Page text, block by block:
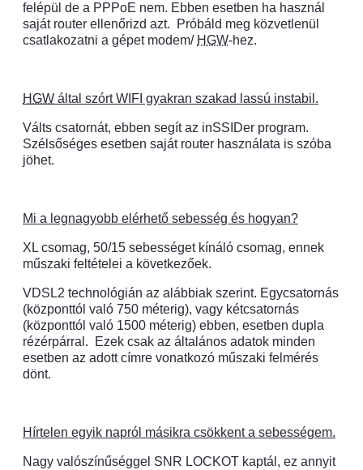
felépül de a PPPoE nem. Ebben esetben ha használ
saját router ellenőrizd azt.
Próbáld meg közvetlenül
csatlakozatni a gépet modem/ HGW-hez.
HGW által szórt WIFI gyakran szakad lassú instabil.
Válts csatornát, ebben segít az inSSIDer program.
Szélsőséges esetben saját router használata is szóba
jöhet.
Mi a legnagyobb elérhető sebesség és hogyan?
XL csomag, 50/15 sebességet kínáló csomag, ennek
műszaki feltételei a következőek.
VDSL2 technológián az alábbiak szerint. Egycsatornás
(központtól való 750 méterig), vagy kétcsatornás
(központtól való 1500 méterig) ebben, esetben dupla
rézérpárral.
Ezek csak az általános adatok minden
esetben az adott címre vonatkozó műszaki felmérés
dönt.
Hírtelen egyik napról másikra csökkent a sebességem.
Nagy valószínűséggel SNR LOCKOT kaptál, ez annyit